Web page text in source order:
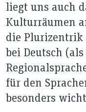
liegt uns auch
Kulturräumen
die Plurizentrik
bei Deutsch
für den
besonders